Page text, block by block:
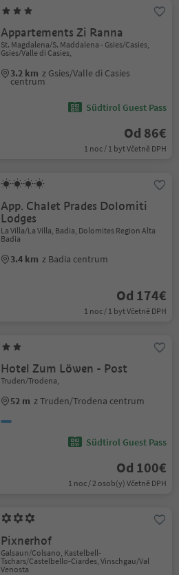
Appartements Zi Ranna
St. Magdalena/S. Maddalena - Gsies/Casies,
Gsies/Valle di Casies,
3.2 km z Gsies/Valle di Casies
centrum
Südtirol Guest Pass
Od 86€
1 noc / 1 byt Včetně DPH
App. Chalet Prades Dolomiti
Lodges
La Villa/La Villa, Badia, Dolomites Region Alta
Badia
3.4 km z Badia centrum
Od 174€
1 noc / 1 byt Včetně DPH
Hotel Zum Löwen - Post
Truden/Trodena,
52 m z Truden/Trodena centrum
Südtirol Guest Pass
Od 100€
1 noc / 2 osob(y) Včetně DPH
Pixnerhof
Galsaun/Colsano, Kastelbell-
Tschars/Castelbello-Ciardes, Vinschgau/Val
Venosta